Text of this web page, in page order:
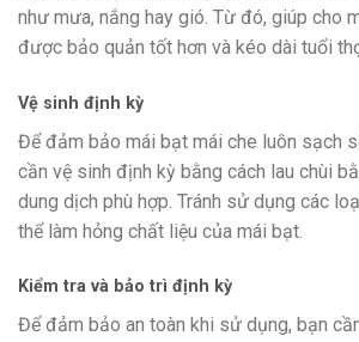
như mưa, nắng hay gió. Từ đó, giúp cho
được bảo quản tốt hơn và kéo dài tuổi
Vệ sinh định kỳ
Để đảm bảo mái bạt mái che luôn sạch
cần vệ sinh định kỳ bằng cách lau chùi
dung dịch phù hợp. Tránh sử dụng các
thể làm hỏng chất liệu của mái bạt.
Kiểm tra và bảo trì định kỳ
Để đảm bảo an toàn khi sử dụng, bạn